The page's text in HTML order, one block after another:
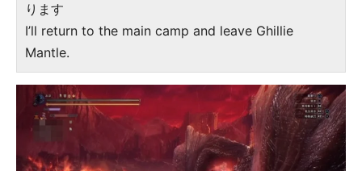
ります
I’ll return to the main camp and leave Ghillie
Mantle.